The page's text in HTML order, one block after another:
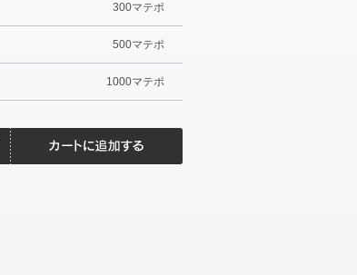
300マテポ
500マテポ
1000マテポ